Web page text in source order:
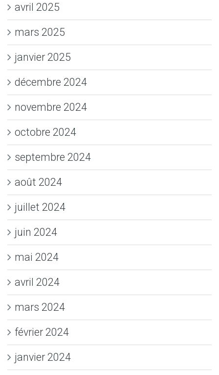
avril 2025
mars 2025
janvier 2025
décembre 2024
novembre 2024
octobre 2024
septembre 2024
août 2024
juillet 2024
juin 2024
mai 2024
avril 2024
mars 2024
février 2024
janvier 2024